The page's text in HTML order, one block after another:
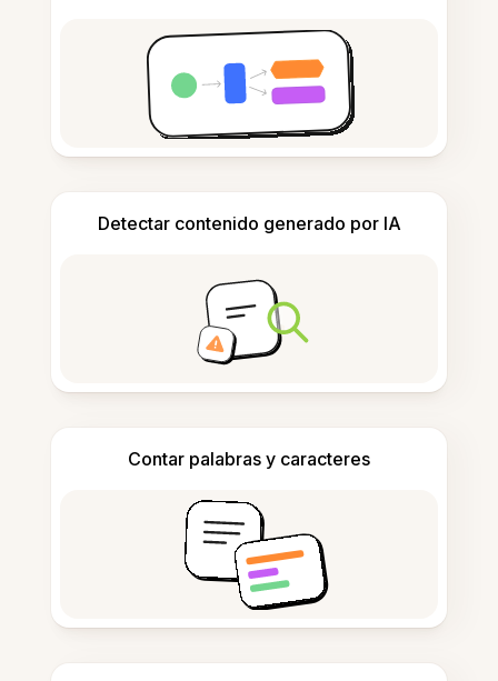
Detectar contenido generado por IA
Contar palabras y caracteres